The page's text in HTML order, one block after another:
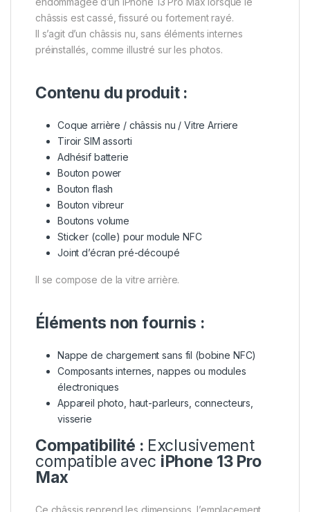
châssis est cassé, fissuré ou fortement rayé.
Il s’agit d’un châssis nu, sans éléments internes
préinstallés, comme illustré sur les photos.
Contenu du produit :
Coque arrière / châssis nu / Vitre Arriere
Tiroir SIM assorti
Adhésif batterie
Bouton power
Bouton flash
Bouton vibreur
Boutons volume
Sticker (colle) pour module NFC
Joint d’écran pré-découpé
Il se compose de la vitre arrière.
Éléments non fournis :
Nappe de chargement sans fil (bobine NFC)
Composants internes, nappes ou modules
électroniques
Appareil photo, haut-parleurs, connecteurs,
visserie
Compatibilité : Exclusivement
compatible avec iPhone 13 Pro
Max
Ce châssis reprend les dimensions, l’emplacement